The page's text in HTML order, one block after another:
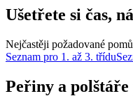
Ušetřete si čas,
Nejčastěji požadované
Seznam pro 1. až 3. třídu
Peřiny a